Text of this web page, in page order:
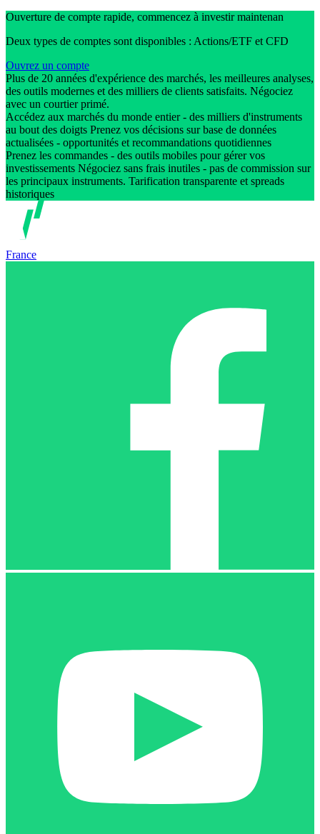
Ouverture de compte rapide, commencez à investir maintenan
Deux types de comptes sont disponibles : Actions/ETF et CFD
Ouvrez un compte
Plus de 20 années d'expérience des marchés, les meilleures analyses,
des outils modernes et des milliers de clients satisfaits. Négociez
avec un courtier primé.
Accédez aux marchés du monde entier - des milliers d'instruments
au bout des doigts Prenez vos décisions sur base de données
actualisées - opportunités et recommandations quotidiennes
Prenez les commandes - des outils mobiles pour gérer vos
investissements Négociez sans frais inutiles - pas de commission sur
les principaux instruments. Tarification transparente et spreads
historiques
France